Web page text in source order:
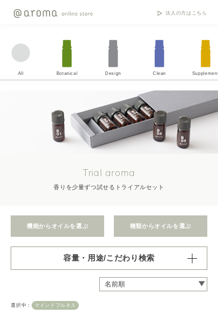
法人の方はこちら
All Botanical Design Clean
Trial aroma
香りを少量ずつ試せるトライアルセット
機能からオイルを選ぶ 種類からオイルを選ぶ
容量・用途/こだわり検索
用途・機能・種類 の項目ごとに選択肢からひとつずつ選
択できます。選択するたびに絞り込まれていき、項目内で
・絞込み条件を変更したいときは「クリア」で一度すべてリ
選択中： マインドフルネス